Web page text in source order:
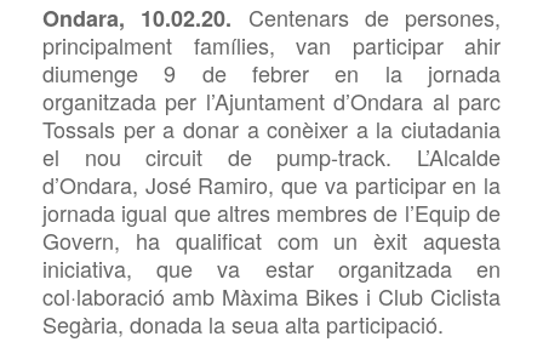
Ondara, 10.02.20. Centenarsde persones,
principalment famílies, van participar ahir
diumenge 9 de febreren la jornada
organitzada per l’Ajuntament d’Ondara al parc
Tossals per a donar a conèixer a la ciutadania
el nou circuit de pump-track. L’Alcalde
d’Ondara, José Ramiro, que va participar en la
jornada igual que altres membres de l’Equip de
Govern, ha qualificat com un èxit aquesta
iniciativa, que va estar organitzada en
col·laboració amb Màxima Bikes i Club Ciclista
Segària, donada la seua alta participació.